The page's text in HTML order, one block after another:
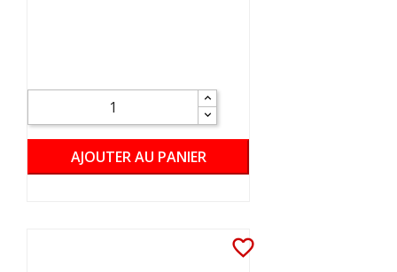
AJOUTER AU PANIER
favorite_border